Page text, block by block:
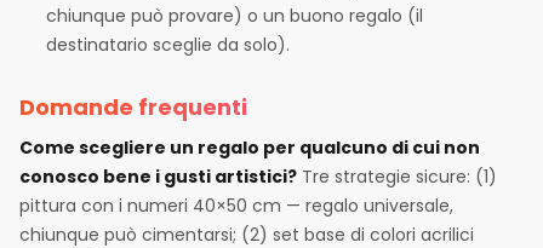
chiunque può provare) o un buono regalo (il
destinatario sceglie da solo).
Domande frequenti
Come scegliere un regalo per qualcuno di cui non
conosco bene i gusti artistici? Tre strategie sicure: (1)
pittura con i numeri 40×50 cm — regalo universale,
chiunque può cimentarsi; (2) set base di colori acrilici